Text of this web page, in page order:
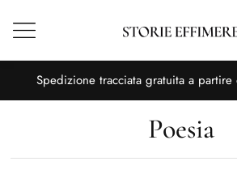
Menù
Spedizione tracciata gratuita a
Poesia